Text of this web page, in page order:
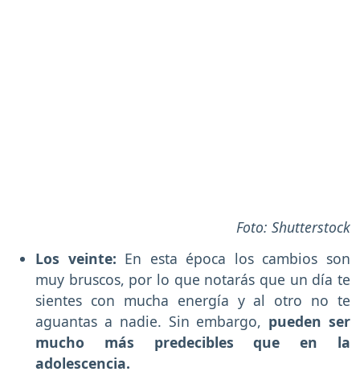
Foto: Shutterstock
Los veinte: En esta época los cambios son
muy bruscos, por lo que notarás que un día te
sientes con mucha energía y al otro no te
aguantas a nadie. Sin embargo, pueden ser
mucho más predecibles que en la
adolescencia.